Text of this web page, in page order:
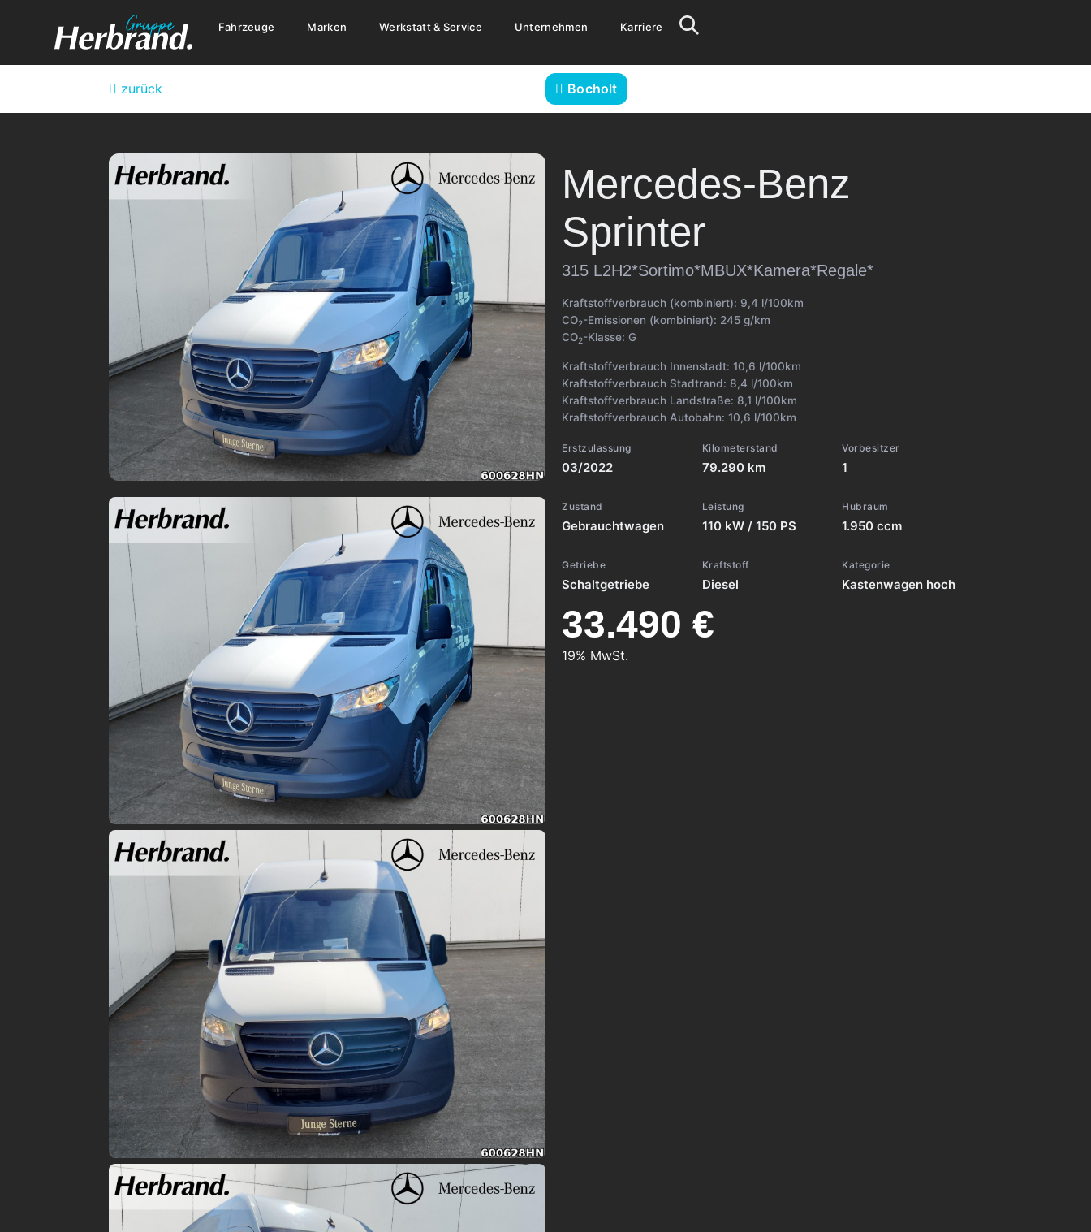
Fahrzeuge Marken Werkstatt & Service Unternehmen Karriere
zurück Bocholt
Mercedes-Benz
Sprinter
315 L2H2*Sortimo*MBUX*Kamera*Regale*
Kraftstoffverbrauch (kombiniert): 9,4 l/100km
CO2-Emissionen (kombiniert): 245 g/km
CO2-Klasse: G
Kraftstoffverbrauch Innenstadt: 10,6 l/100km
Kraftstoffverbrauch Stadtrand: 8,4 l/100km
Kraftstoffverbrauch Landstraße: 8,1 l/100km
Kraftstoffverbrauch Autobahn: 10,6 l/100km
Erstzulassung
03/2022
Kilometerstand
79.290 km
Vorbesitzer
1
Zustand
Gebrauchtwagen
Leistung
110 kW / 150 PS
Hubraum
1.950 ccm
Getriebe
Schaltgetriebe
Kraftstoff
Diesel
Kategorie
Kastenwagen hoch
33.490 €
19% MwSt.